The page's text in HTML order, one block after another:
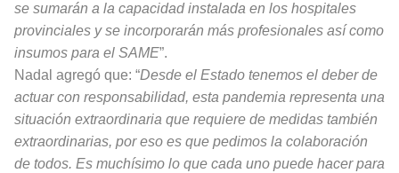
se sumarán a la capacidad instalada en los hospitales
provinciales y se incorporarán más profesionales así como
insumos para el SAME”.
Nadal agregó que: “Desde el Estado tenemos el deber de
actuar con responsabilidad, esta pandemia representa una
situación extraordinaria que requiere de medidas también
extraordinarias, por eso es que pedimos la colaboración
de todos. Es muchísimo lo que cada uno puede hacer para